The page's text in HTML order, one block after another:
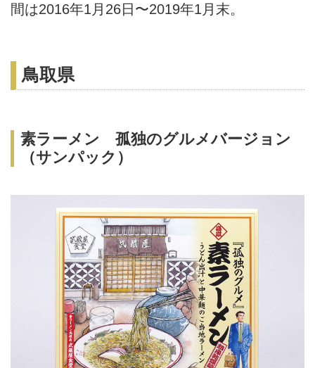
間は2016年1月26日〜2019年1月末。
鳥取県
素ラーメン 孤独のグルメバージョン
（サンパック）